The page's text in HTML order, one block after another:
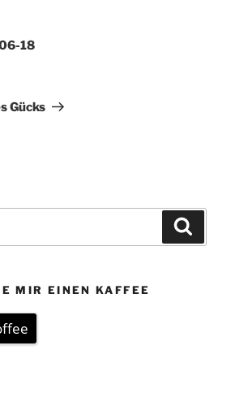
18
Gücks
MIR EINEN KAFFEE